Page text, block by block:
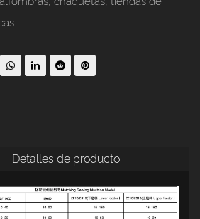
Detalles de producto